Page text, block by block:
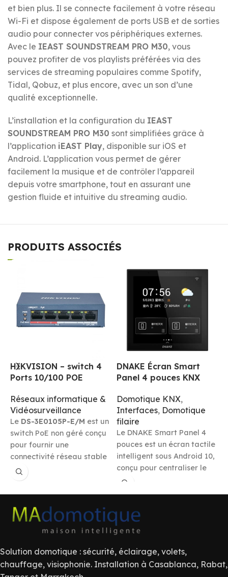
et bien plus. Il se connecte facilement à votre réseau
Wi-Fi et dispose également de ports USB et de sorties
audio pour connecter vos périphériques externes.
Avec le IEAST SOUNDSTREAM PRO M30, vous
pouvez profiter de vos playlists préférées via des
services de streaming populaires comme Spotify,
Tidal, Qobuz, et plus encore, avec un son d’une
qualité exceptionnelle.
L’installation et la configuration du IEAST
SOUNDSTREAM PRO M30 sont simplifiées grâce à
l’application iEAST Play, disponible sur iOS et
Android. L’application vous permet de gérer
facilement la musique et de contrôler l’appareil
depuis votre smartphone, tout en assurant une
gestion fluide et intuitive du streaming audio.
PRODUITS ASSOCIÉS
HIKVISION – switch 4
Ports 10/100 POE
Réseaux informatique &
Vidéosurveillance
Le DS-3E0105P-E/M est un
switch PoE non géré conçu
pour fournir une
connectivité réseau stable
tout en alimentant
directement les
systèmes de
vidéosurveillance, les
d’autres équipements
nécessitant une
alimentation via Ethernet, il
DNAKE Écran Smart
Panel 4 pouces KNX
Domotique KNX,
Interfaces, Domotique
filaire
Le DNAKE Smart Panel 4
pouces est un écran tactile
intelligent sous Android 10,
conçu pour centraliser le
contrôle de la maison
audio/vidéo avec une
platine de rue via SIP 2.0,
des équipements KNX et
Zigbee depuis une seule
Solution domotique : sécurité, éclairage, volets,
chauffage, visiophonie. Installation à Casablanca, Rabat,